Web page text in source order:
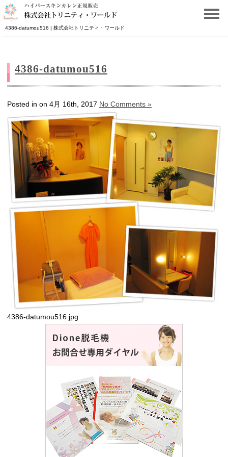
4386-datumou516 | 株式会社トリニティ・ワールド
4386-datumou516
Posted in on 4月 16th, 2017 No Comments »
4386-datumou516.jpg